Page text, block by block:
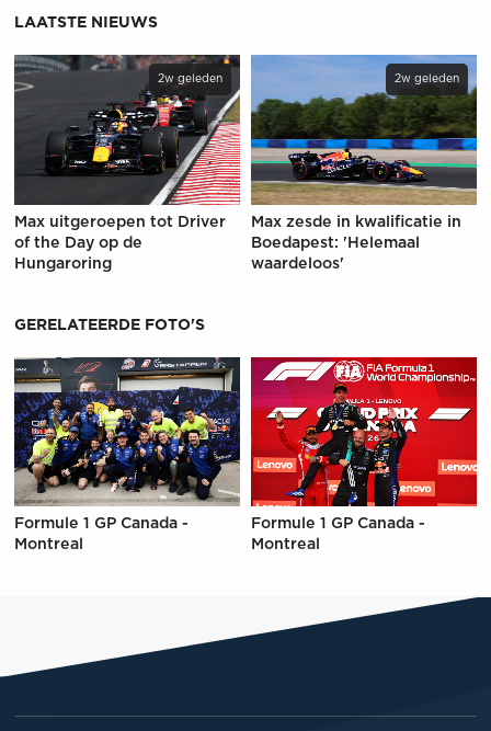
LAATSTE NIEUWS
2w geleden
Max uitgeroepen tot Driver
of the Day op de
Hungaroring
2w geleden
Max zesde in kwalificatie in
Boedapest: 'Helemaal
waardeloos'
GERELATEERDE FOTO'S
Formule 1 GP Canada -
Montreal
Formule 1 GP Canada -
Montreal